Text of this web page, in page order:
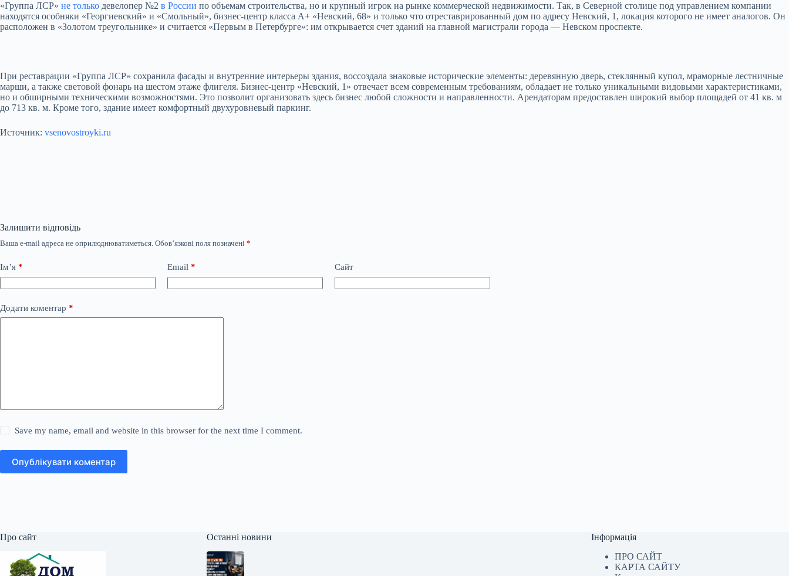
«Группа ЛСР» не только девелопер №2 в России по объемам строительства, но и крупный игрок на рынке коммерческой недвижимости. Так, в Северной столице под управлением компании
находятся особняки «Георгиевский» и «Смольный», бизнес-центр класса А+ «Невский, 68» и только что отреставрированный дом по адресу Невский, 1, локация которого не имеет аналогов. Он
расположен в «Золотом треугольнике» и считается «Первым в Петербурге»: им открывается счет зданий на главной магистрали города — Невском проспекте.
При реставрации «Группа ЛСР» сохранила фасады и внутренние интерьеры здания, воссоздала знаковые исторические элементы: деревянную дверь, стеклянный купол, мраморные лестничные
марши, а также световой фонарь на шестом этаже флигеля. Бизнес-центр «Невский, 1» отвечает всем современным требованиям, обладает не только уникальными видовыми характеристиками,
но и обширными техническими возможностями. Это позволит организовать здесь бизнес любой сложности и направленности. Арендаторам предоставлен широкий выбор площадей от 41 кв. м
до 713 кв. м. Кроме того, здание имеет комфортный двухуровневый паркинг.
Источник: vsenovostroyki.ru
Залишити відповідь
Ваша e-mail адреса не оприлюднюватиметься. Обов’язкові поля позначені *
Ім’я * Email * Сайт
Додати коментар *
Save my name, email and website in this browser for the next time I comment.
Опублікувати коментар
Про сайт Останні новини
Інформація
ПРО САЙТ
КАРТА САЙТУ